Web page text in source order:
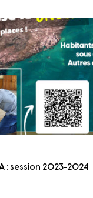
: session 2023-2024